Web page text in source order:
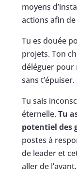
moyens
actions afin
Tu es douée
projets. Ton
déléguer pour
sans t’épuiser.
Tu sais
éternelle. Tu
potentiel des
postes à
de leader et
aller de